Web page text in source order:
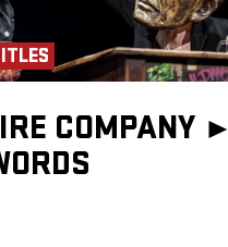
COMPANY ►